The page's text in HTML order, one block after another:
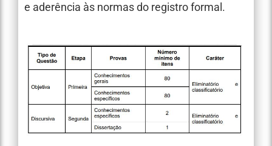
e aderência às normas do registro formal.